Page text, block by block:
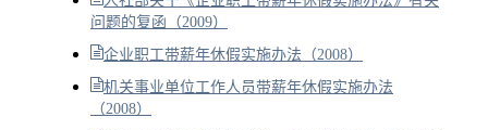
问题的复函（2009）
企业职工带薪年休假实施办法（2008）
机关事业单位工作人员带薪年休假实施办法
（2008）